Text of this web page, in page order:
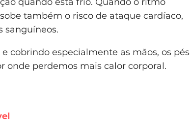
também o risco de ataque cardíaco,
sanguíneos.
e cobrindo especialmente as mãos, os pés
onde perdemos mais calor corporal.